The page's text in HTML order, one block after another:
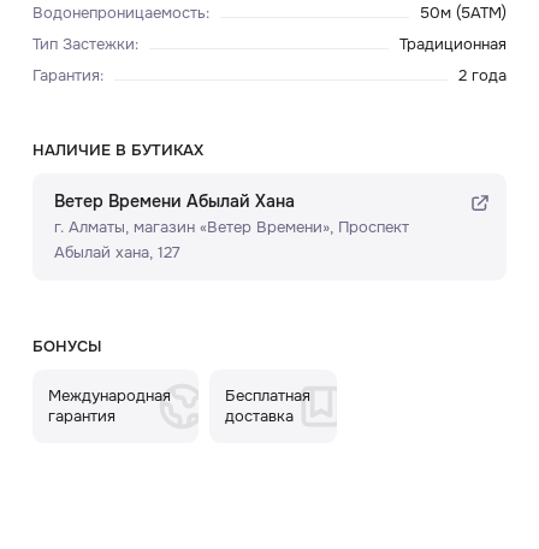
Водонепроницаемость:
50м (5ATM)
Тип Застежки:
Традиционная
Гарантия: 2 года
НАЛИЧИЕ В БУТИКАХ
Ветер Времени Абылай Хана
г. Алматы, ​магазин «Ветер Времени»​, Проспект
Абылай хана, 127
БОНУСЫ
Международная
гарантия
Бесплатная
доставка